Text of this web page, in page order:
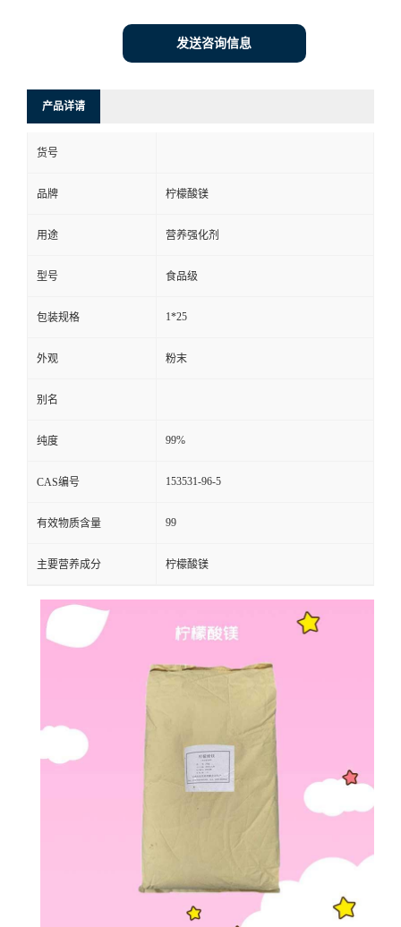
发送咨询信息
产品详请
货号
品牌 柠檬酸镁
用途 营养强化剂
型号 食品级
包装规格 1*25
外观 粉末
别名
纯度 99%
CAS编号 153531-96-5
有效物质含量 99
主要营养成分 柠檬酸镁